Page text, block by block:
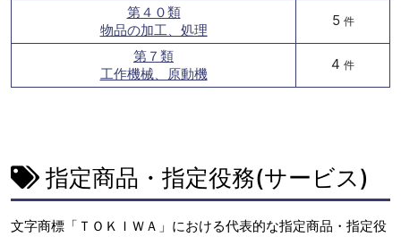
第４０類
物品の加工、処理
5 件
第７類
工作機械、原動機
4 件
指定商品・指定役務(サービス)
文字商標「ＴＯＫＩＷＡ」における代表的な指定商品・指定役